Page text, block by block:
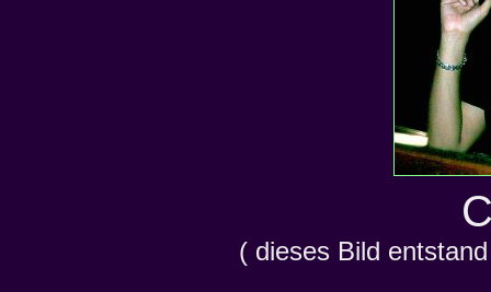
( dieses Bild